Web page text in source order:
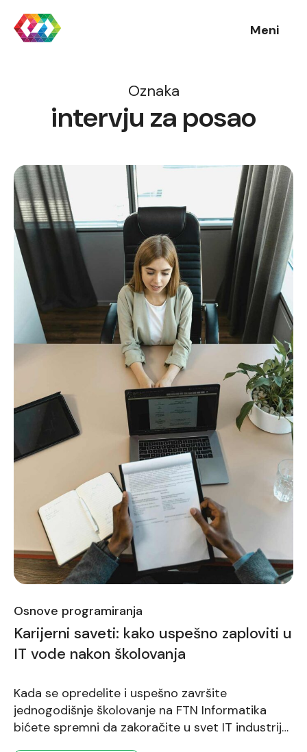
Meni
Oznaka
intervju za posao
Osnove programiranja
Karijerni saveti: kako uspešno zaploviti u
IT vode nakon školovanja
Kada se opredelite i uspešno završite
jednogodišnje školovanje na FTN Informatika
bićete spremni da zakoračite u svet IT industrije.